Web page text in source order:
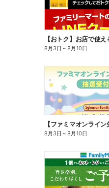
8月3日 ～8月10日
8月3日 ～8月10日